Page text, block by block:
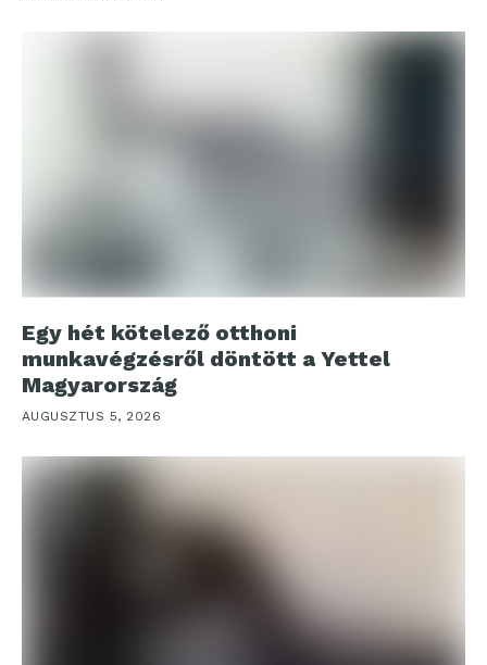
Egy hét kötelező otthoni
munkavégzésről döntött a Yettel
Magyarország
AUGUSZTUS 5, 2026